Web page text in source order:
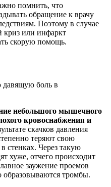
помнить, что
обращение к врачу
Поэтому в случае
криз или инфаркт
скорую помощь.
давящую боль в
небольшого мышечного
кровоснабжения и
скачков давления
теряют свою
стенках. Через такую
хуже, отчего происходит
заужение проемов
тромбы.